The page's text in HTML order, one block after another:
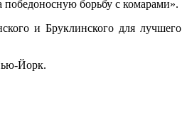
победоносную борьбу с комарами».
и Бруклинского для лучшего
Йорк.